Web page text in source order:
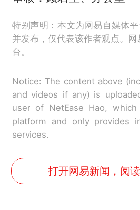
特别声明：本文为网易自媒体
并发布，仅代表该作者观点。
台。
Notice: The content above
and videos if any) is
user of NetEase Hao,
platform and only provides
services.
打开网易新闻，阅